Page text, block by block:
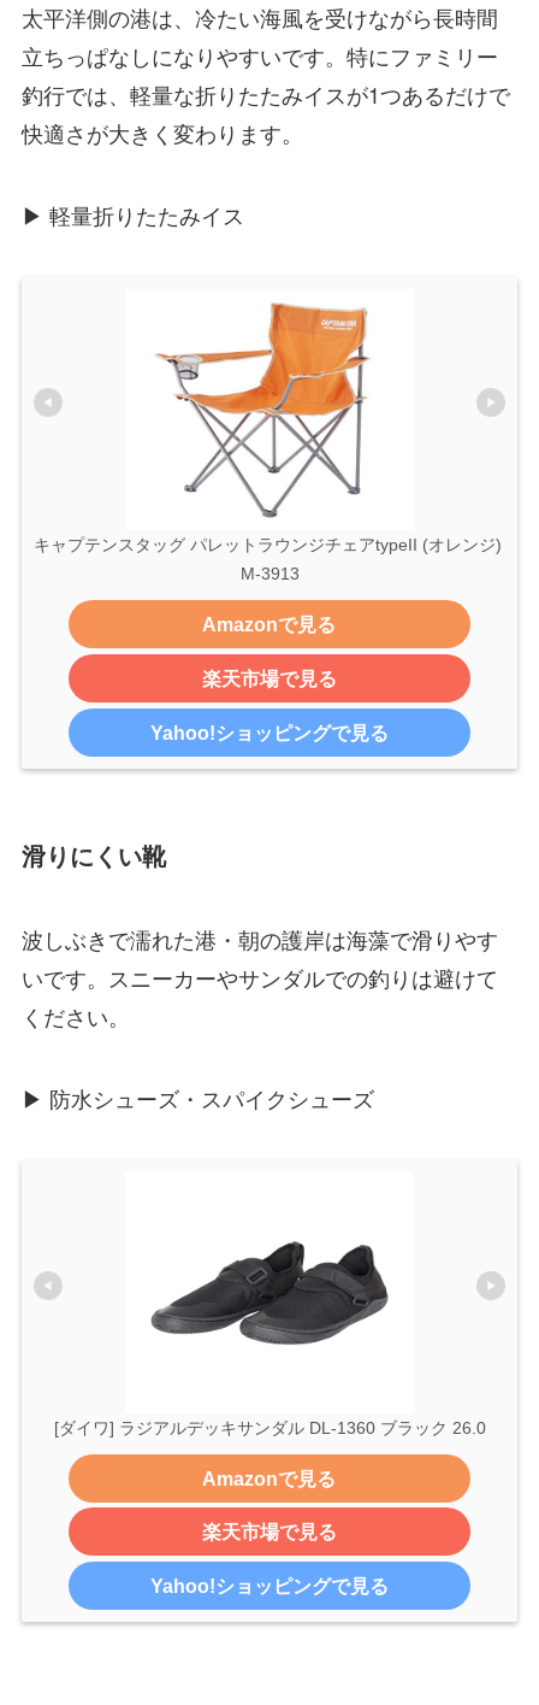
太平洋側の港は、冷たい海風を受けながら長時間
立ちっぱなしになりやすいです。特にファミリー
釣行では、軽量な折りたたみイスが1つあるだけで
快適さが大きく変わります。
▶ 軽量折りたたみイス
キャプテンスタッグ パレットラウンジチェアtypeII (オレンジ)
M-3913
Amazonで見る
楽天市場で見る
Yahoo!ショッピングで見る
滑りにくい靴
波しぶきで濡れた港・朝の護岸は海藻で滑りやす
いです。スニーカーやサンダルでの釣りは避けて
ください。
▶ 防水シューズ・スパイクシューズ
[ダイワ] ラジアルデッキサンダル DL-1360 ブラック 26.0
Amazonで見る
楽天市場で見る
Yahoo!ショッピングで見る